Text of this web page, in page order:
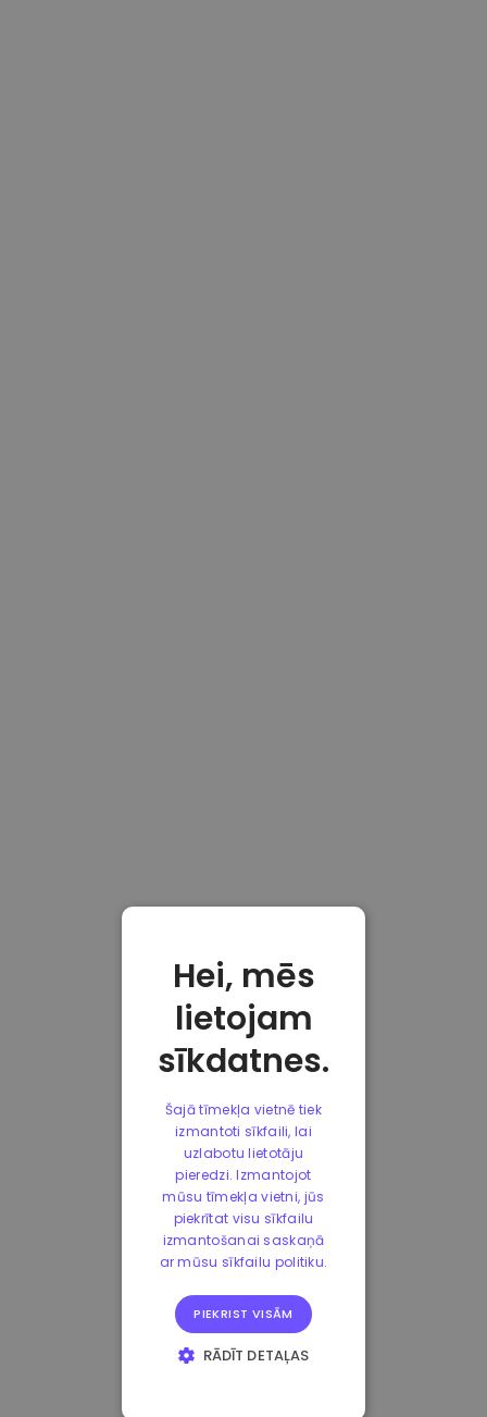
Hei, mēs
lietojam
sīkdatnes.
Šajā tīmekļa vietnē tiek
izmantoti sīkfaili, lai
uzlabotu lietotāju
pieredzi. Izmantojot
mūsu tīmekļa vietni, jūs
piekrītat visu sīkfailu
izmantošanai saskaņā
ar mūsu sīkfailu politiku.
PIEKRIST VISĀM
RĀDĪT DETAĻAS